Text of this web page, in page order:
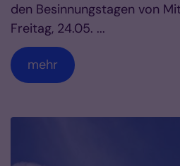
den Besinnungstagen von
Freitag, 24.05. ...
mehr